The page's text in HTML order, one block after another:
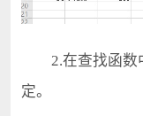
2.在查找函数中
定。